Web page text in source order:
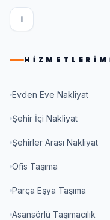
I
Evden Eve Nakliyat
Şehir İçi Nakliyat
Şehirler Arası Nakliyat
Ofis Taşıma
Parça Eşya Taşıma
Asansörlü Taşımacılık